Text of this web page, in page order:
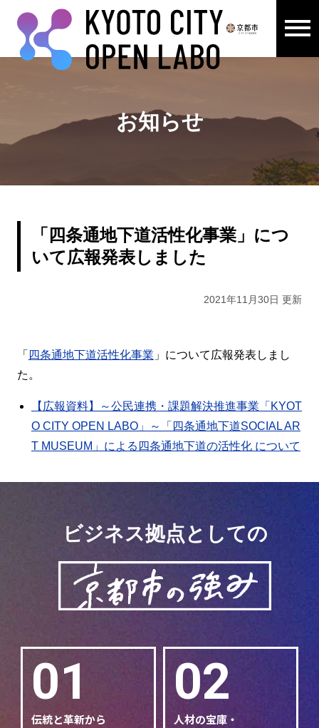
ここから本文です。
お知らせ
「四条通地下道活性化事業」につ
いて広報発表しました
2021年11月30日 更新
「 四条通地下道活性化事業 」について広報発表しまし
た。
【広報資料】～公民連携・課題解決推進事業「KYOT
O CITY OPEN LABO」～「四条通地下道SOCIAL AR
T MUSEUM」による四条通地下道の活性化 について
ビジネス拠点としての
01
伝統と革新から
02
人材の宝庫・